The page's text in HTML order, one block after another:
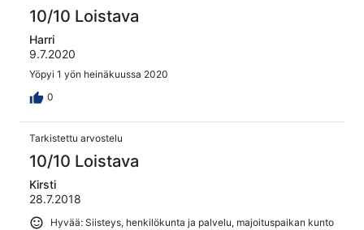
10/10 Loistava
Harri
9.7.2020
Yöpyi 1 yön heinäkuussa 2020
0
Tarkistettu arvostelu
10/10 Loistava
Kirsti
28.7.2018
Hyvää: Siisteys, henkilökunta ja palvelu, majoituspaikan kunto